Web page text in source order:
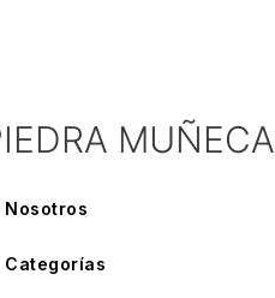
MUÑECA
Nosotros
Categorías